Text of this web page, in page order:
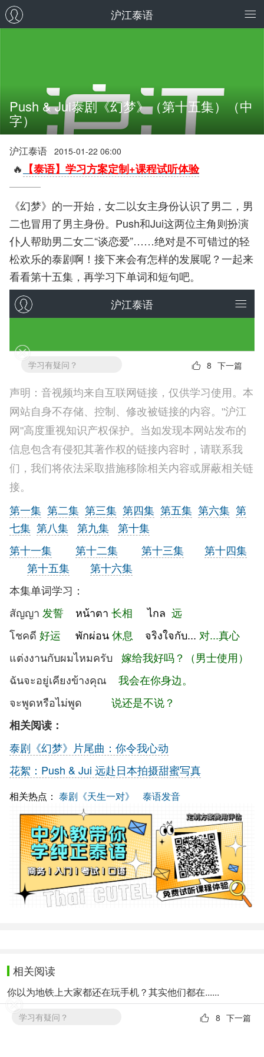
沪江泰语
Push & Jui泰剧《幻梦》（第十五集）（中
字）
沪江泰语 2015-01-22 06:00
🔥 【泰语】学习方案定制+课程试听体验
《幻梦》的一开始，女二以女主身份认识了男二，男
二也冒用了男主身份。Push和Jui这两位主角则扮演
仆人帮助男二女二“谈恋爱”……绝对是不可错过的轻
松欢乐的泰剧啊！接下来会有怎样的发展呢？一起来
看看第十五集，再学习下单词和短句吧。
声明：音视频均来自互联网链接，仅供学习使用。本
网站自身不存储、控制、修改被链接的内容。"沪江
网"高度重视知识产权保护。当如发现本网站发布的
信息包含有侵犯其著作权的链接内容时，请联系我
们，我们将依法采取措施移除相关内容或屏蔽相关链
接。
第一集 第二集 第三集 第四集 第五集 第六集 第
七集 第八集 第九集 第十集
第十一集
第十二集 第十三集
第十四集
第十五集
第十六集
本集单词学习：
สัญญา 发誓 หน้าตา 长相 ไกล 远
โชคดี 好运 พักผ่อน休息 จริงใจกับ... 对...真心
แต่งงานกับผมไหมครับ 嫁给我好吗？
（男士使用）
ฉันจะอยู่เคียงข้างคุณ 我会在你身边。
จะพูดหรือไม่พูด 说还是不说？
相关阅读：
泰剧《幻梦》片尾曲：你令我心动
花絮：Push & Jui 远赴日本拍摄甜蜜写真
相关热点： 泰剧《天生一对》 泰语发音
相关阅读
你以为地铁上大家都还在玩手机？其实他们都在......
Push & Jui泰剧《幻梦》（第十四集）（中字）
学习有疑问？ 下一篇
8